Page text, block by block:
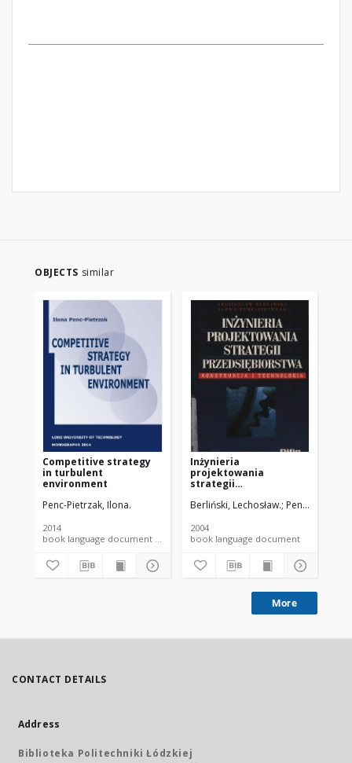
OBJECTS similar
Competitive strategy
in turbulent
environment
Penc-Pietrzak, Ilona.
2014
book language document monograph
Inżynieria
projektowania
strategii
konstrukcja i
Berliński, Lechosław. Penc-Pietrzak,
2004
book language document
More
CONTACT DETAILS
Address
Biblioteka Politechniki Łódzkiej